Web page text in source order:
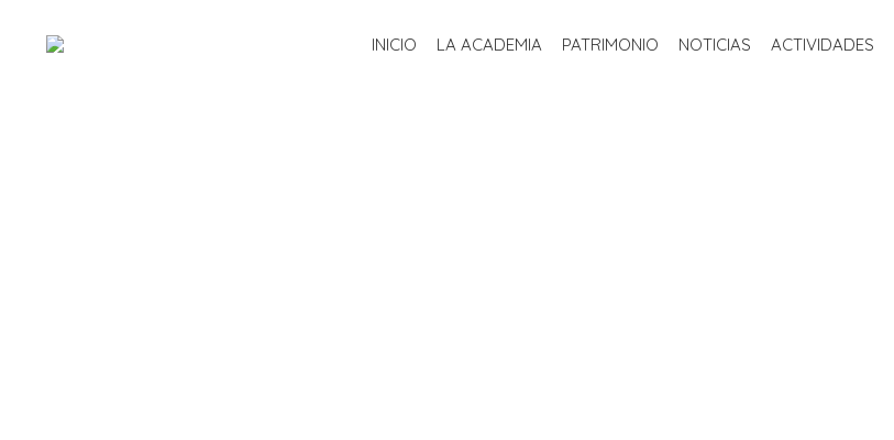
INICIO LA ACADEMIA PATRIMONIO NOTICIAS ACTIVIDADES
INICIO LA ACADEMIA PATRIMONIO NOTICIAS